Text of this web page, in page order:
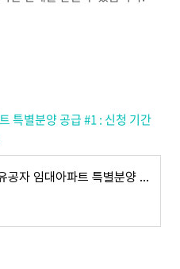
특별분양 공급 #1 : 신청 기간
2025년 국가유공자 임대아파트 특별분양 공급 #1 : 신청 기간(장소), 신청자격, 필수 구비서류